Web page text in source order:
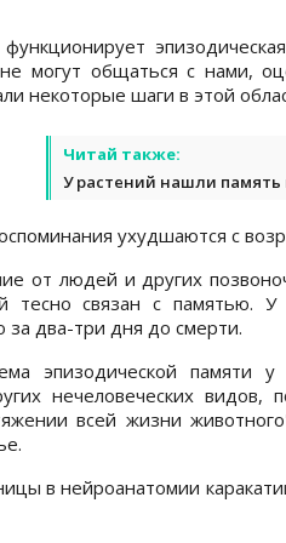
могут общаться с нами,
некоторые шаги в этой
Читай также:
У растений нашли память
ухудшаются с
от людей и других
тесно связан с памятью. У
за два-три дня до смерти.
эпизодической памяти у
нечеловеческих видов,
всей жизни
в нейроанатомии